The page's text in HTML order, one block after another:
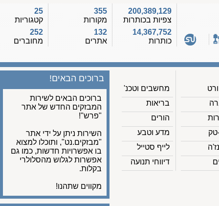
200,389,129
צפיות בכותרות
14,367,752
כותרות
355
מקורות
132
אתרים
קטגוריות
252
מחוברים
מחשבים וטכנ'
בריאות
הורים
מדע וטבע
לייף סטייל
דיווחי תנועה
ברוכים הבאים!
ברוכים הבאים לשירות
המבזקים החדש של אתר
"פרש"!
השירות ניתן על ידי אתר
"מבזקים.נט", ותוכלו למצוא
בו אפשרויות חדשות, כמו גם
אפשרות לגלוש מהסלולרי
בקלות.
מקווים שתהנו!